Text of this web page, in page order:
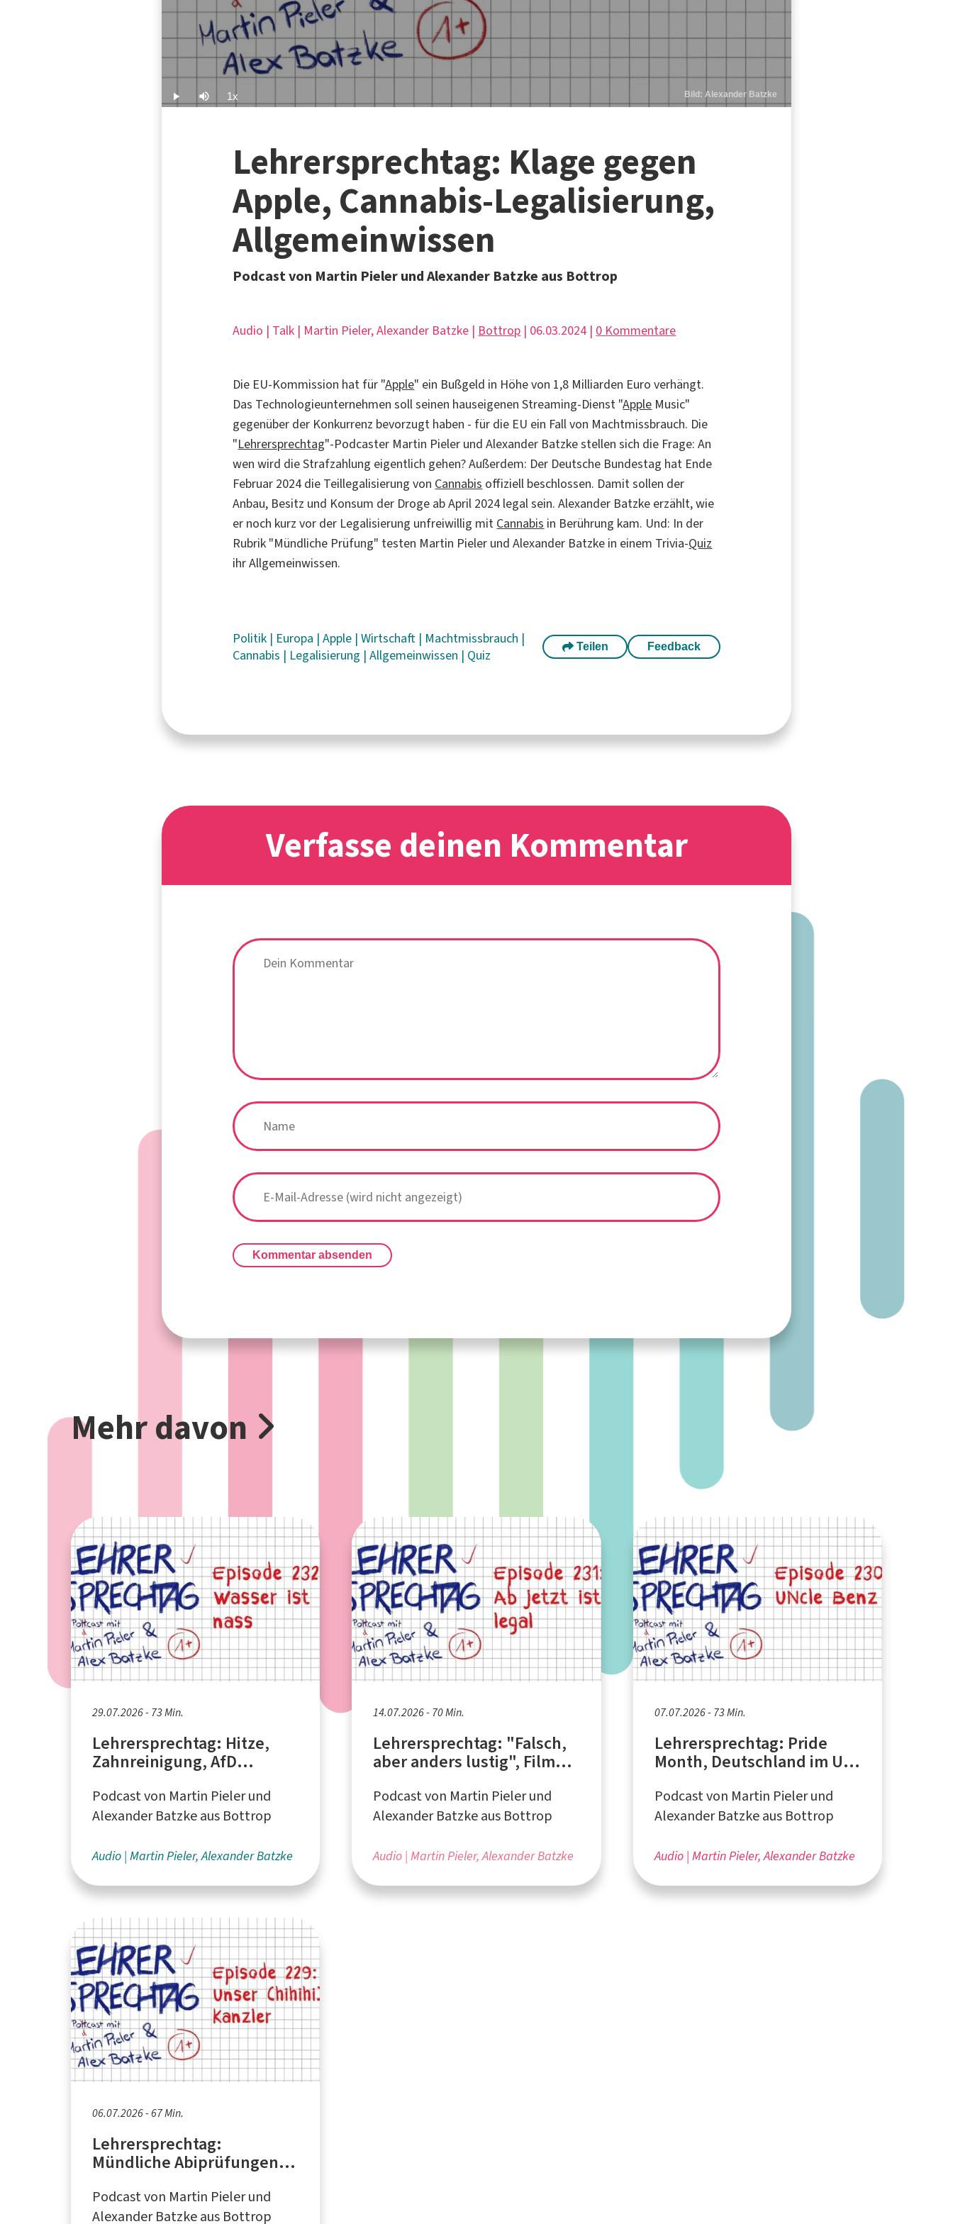
Play Mute 1xPlayback
Rate
Bild: Alexander Batzke
Lehrersprechtag: Klage gegen
Apple, Cannabis-Legalisierung,
Allgemeinwissen
Podcast von Martin Pieler und Alexander Batzke aus Bottrop
Audio | Talk | Martin Pieler, Alexander Batzke | Bottrop | 06.03.2024 | 0 Kommentare
Die EU-Kommission hat für "Apple" ein Bußgeld in Höhe von 1,8 Milliarden Euro verhängt.
Das Technologieunternehmen soll seinen hauseigenen Streaming-Dienst "Apple Music"
gegenüber der Konkurrenz bevorzugt haben - für die EU ein Fall von Machtmissbrauch. Die
"Lehrersprechtag"-Podcaster Martin Pieler und Alexander Batzke stellen sich die Frage: An
wen wird die Strafzahlung eigentlich gehen? Außerdem: Der Deutsche Bundestag hat Ende
Februar 2024 die Teillegalisierung von Cannabis offiziell beschlossen. Damit sollen der
Anbau, Besitz und Konsum der Droge ab April 2024 legal sein. Alexander Batzke erzählt, wie
er noch kurz vor der Legalisierung unfreiwillig mit Cannabis in Berührung kam. Und: In der
Rubrik "Mündliche Prüfung" testen Martin Pieler und Alexander Batzke in einem Trivia-Quiz
ihr Allgemeinwissen.
Politik | Europa |Apple |Wirtschaft | Machtmissbrauch |
Cannabis | Legalisierung |Allgemeinwissen | Quiz
Teilen Feedback
Verfasse deinen Kommentar
Kommentar absenden
Mehr davon
29.07.2026 - 73 Min.
Lehrersprechtag: Hitze,
Zahnreinigung, AfD
Podcast von Martin Pieler und
Alexander Batzke aus Bottrop
Audio Martin Pieler, Alexander Batzke
14.07.2026 - 70 Min.
Lehrersprechtag: "Falsch,
aber anders lustig", Filme
Reactions
Podcast von Martin Pieler und
Alexander Batzke aus Bottrop
Audio Martin Pieler, Alexander Batzke
07.07.2026 - 73 Min.
Lehrersprechtag: Pride
Month, Deutschland im UN-
Podcast von Martin Pieler und
Alexander Batzke aus Bottrop
Audio Martin Pieler, Alexander Batzke
06.07.2026 - 67 Min.
Lehrersprechtag:
Mündliche Abiprüfungen,
Videospiel "Kingdom
Come: Deliverance II"
Podcast von Martin Pieler und
Alexander Batzke aus Bottrop